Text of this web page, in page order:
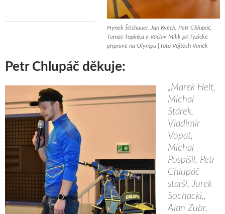
Hynek Štichauer, Jan Kvěch, Petr Chlupáč,
Tomáš Topinka a Václav Milík při fyzické
přípravě na Olympu | foto Vojtěch Vaněk
Petr Chlupáč děkuje:
„Marek Helt,
Michal
Stárek,
Vladimír
Vopat,
Michal
Pospíšil, Petr
Chlupáč
starší, Jurek
Sochacki,,
Alan Zubr,